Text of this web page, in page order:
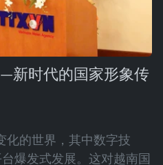
新时代的国家形象传
化的世界，其中数字技
爆发式发展。这对越南国